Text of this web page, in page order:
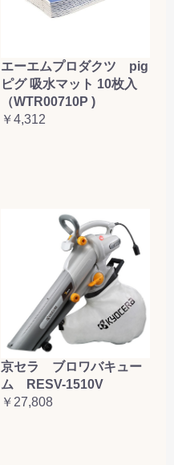
エーエムプロダクツ pig
ピグ 吸水マット 10枚入
（WTR00710P )
￥4,312
京セラ ブロワバキュー
ム RESV-1510V
￥27,808